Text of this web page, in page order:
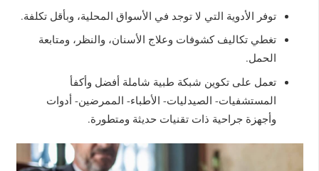
توفر الأدوية التي لا توجد في الأسواق المحلية، وبأقل تكلفة.
تغطي تكاليف كشوفات وعلاج الأسنان، والنظر، ومتابعة
الحمل.
تعمل على تكوين شبكة طبية شاملة أفضل وأكفأ
المستشفيات- الصيدليات- الأطباء- الممرضين- أدوات
وأجهزة جراحية ذات تقنيات حديثة ومتطورة.